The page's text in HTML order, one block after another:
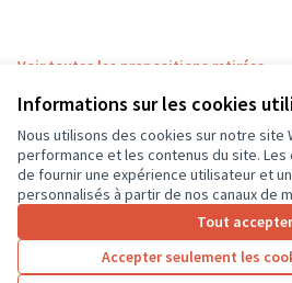
Informations sur les cookies
Nous utilisons des cookies sur notre site
performance et les contenus du site.
de fournir une expérience utilisateur et
personnalisés à partir de nos canaux de
Tout accepter
Accepter seulement les
Voir toutes les propositions retirées
Conditions d'utilisation
Paramètres des cookies
CD37 sur X
(Lien externe)
CD37 sur Facebook
CD37 sur Instagram
CD37 sur YouTube
(Lien externe)